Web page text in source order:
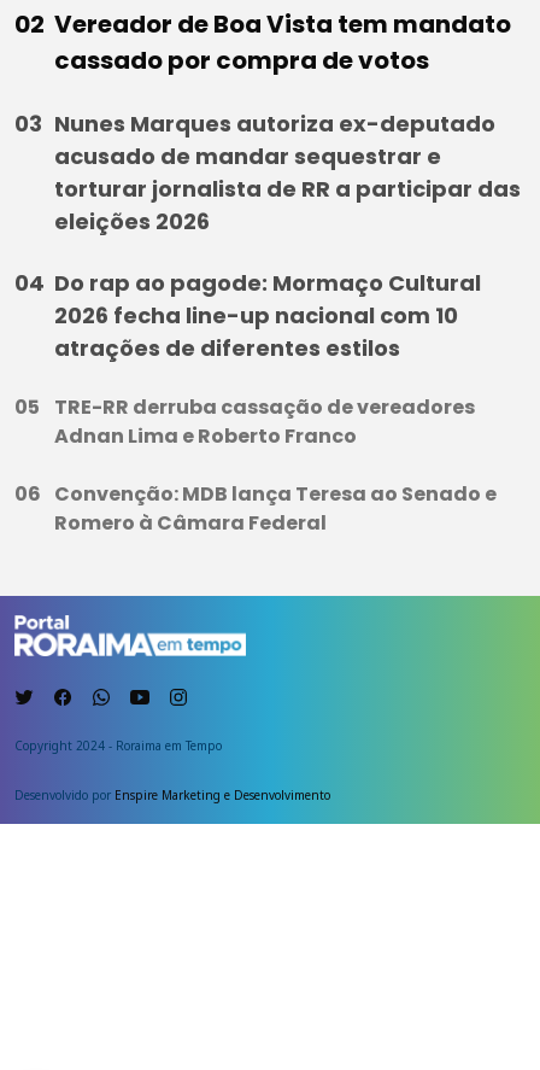
Vereador de Boa Vista tem mandato
cassado por compra de votos
Nunes Marques autoriza ex-deputado
acusado de mandar sequestrar e
torturar jornalista de RR a participar das
eleições 2026
Do rap ao pagode: Mormaço Cultural
2026 fecha line-up nacional com 10
atrações de diferentes estilos
TRE-RR derruba cassação de vereadores
Adnan Lima e Roberto Franco
Convenção: MDB lança Teresa ao Senado e
Romero à Câmara Federal
Copyright 2024 - Roraima em Tempo
Desenvolvido por Enspire Marketing e Desenvolvimento